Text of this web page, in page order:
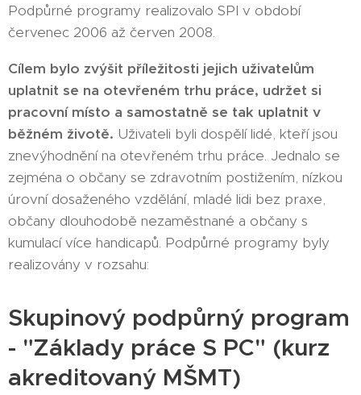
Podpůrné programy realizovalo SPI v období
červenec 2006 až červen 2008.
Cílem bylo zvýšit příležitosti jejich uživatelům
uplatnit se na otevřeném trhu práce, udržet si
pracovní místo a samostatně se tak uplatnit v
běžném životě. Uživateli byli dospělí lidé, kteří jsou
znevýhodnění na otevřeném trhu práce. Jednalo se
zejména o občany se zdravotním postižením, nízkou
úrovní dosaženého vzdělání, mladé lidi bez praxe,
občany dlouhodobě nezaměstnané a občany s
kumulací více handicapů. Podpůrné programy byly
realizovány v rozsahu:
Skupinový podpůrný program
- "Základy práce S PC" (kurz
akreditovaný MŠMT)